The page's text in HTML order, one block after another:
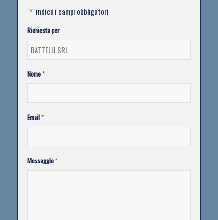
"*" indica i campi obbligatori
Richiesta per
Nome*
Email*
Messaggio*